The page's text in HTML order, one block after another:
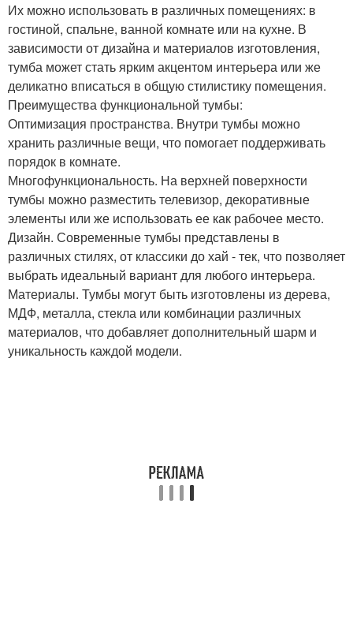
Их можно использовать в различных помещениях: в
гостиной, спальне, ванной комнате или на кухне. В
зависимости от дизайна и материалов изготовления,
тумба может стать ярким акцентом интерьера или же
деликатно вписаться в общую стилистику помещения.
Преимущества функциональной тумбы:
Оптимизация пространства. Внутри тумбы можно
хранить различные вещи, что помогает поддерживать
порядок в комнате.
Многофункциональность. На верхней поверхности
тумбы можно разместить телевизор, декоративные
элементы или же использовать ее как рабочее место.
Дизайн. Современные тумбы представлены в
различных стилях, от классики до хай - тек, что позволяет
выбрать идеальный вариант для любого интерьера.
Материалы. Тумбы могут быть изготовлены из дерева,
МДФ, металла, стекла или комбинации различных
материалов, что добавляет дополнительный шарм и
уникальность каждой модели.